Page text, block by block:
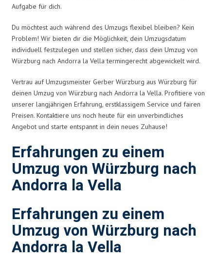
Aufgabe für dich.
Du möchtest auch während des Umzugs flexibel bleiben? Kein
Problem! Wir bieten dir die Möglichkeit, dein Umzugsdatum
individuell festzulegen und stellen sicher, dass dein Umzug von
Würzburg nach Andorra la Vella termingerecht abgewickelt wird.
Vertrau auf Umzugsmeister Gerber Würzburg aus Würzburg für
deinen Umzug von Würzburg nach Andorra la Vella. Profitiere von
unserer langjährigen Erfahrung, erstklassigem Service und fairen
Preisen. Kontaktiere uns noch heute für ein unverbindliches
Angebot und starte entspannt in dein neues Zuhause!
Erfahrungen zu einem
Umzug von Würzburg nach
Andorra la Vella
Erfahrungen zu einem
Umzug von Würzburg nach
Andorra la Vella